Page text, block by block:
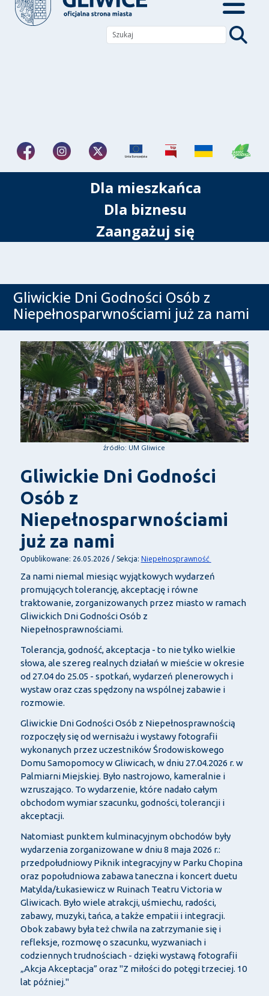
Dla mieszkańca
Dla biznesu
Zaangażuj się
Gliwickie Dni Godności Osób z
Niepełnosparwnościami już za nami
źródło: UM Gliwice
Gliwickie Dni Godności
Osób z
Niepełnosparwnościami
już za nami
Opublikowane: 26.05.2026 / Sekcja: Niepełnosprawność
Za nami niemal miesiąc wyjątkowych wydarzeń
promujących tolerancję, akceptację i równe
traktowanie, zorganizowanych przez miasto w ramach
Gliwickich Dni Godności Osób z
Niepełnosprawnościami.
Tolerancja, godność, akceptacja - to nie tylko wielkie
słowa, ale szereg realnych działań w mieście w okresie
od 27.04 do 25.05 - spotkań, wydarzeń plenerowych i
wystaw oraz czas spędzony na wspólnej zabawie i
rozmowie.
Gliwickie Dni Godności Osób z Niepełnosprawnością
rozpoczęły się od wernisażu i wystawy fotografii
wykonanych przez uczestników Środowiskowego
Domu Samopomocy w Gliwicach, w dniu 27.04.2026 r. w
Palmiarni Miejskiej. Było nastrojowo, kameralnie i
wzruszająco. To wydarzenie, które nadało całym
obchodom wymiar szacunku, godności, tolerancji i
akceptacji.
Natomiast punktem kulminacyjnym obchodów były
wydarzenia zorganizowane w dniu 8 maja 2026 r.:
przedpołudniowy Piknik integracyjny w Parku Chopina
oraz popołudniowa zabawa taneczna i koncert duetu
Matylda/Łukasiewicz w Ruinach Teatru Victoria w
Gliwicach. Było wiele atrakcji, uśmiechu, radości,
zabawy, muzyki, tańca, a także empatii i integracji.
Obok zabawy była też chwila na zatrzymanie się i
refleksje, rozmowę o szacunku, wyzwaniach i
codziennych trudnościach - dzięki wystawą fotografii
„Akcja Akceptacja” oraz "Z miłości do potęgi trzeciej. 10
lat później."